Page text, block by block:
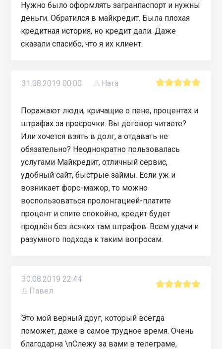
Нужно было оформлять загранпаспорт и нужны
деньги. Обратился в майкредит. Была плохая
кредитная история, но кредит дали. Даже
сказали спасибо, что я их клиент.
31.08.2019 00:00 Ната
Поражают люди, кричащие о пене, процентах и
штрафах за просрочки. Вы договор читаете?
Или хочется взять в долг, а отдавать не
обязательно? Неоднократно пользовалась
услугами Майкредит, отличный сервис,
удобный сайт, быстрые займы. Если уж и
возникает форс-мажор, то можно
воспользоваться пролонгацией-платите
процент и спите спокойно, кредит будет
продлён без всяких там штрафов. Всем удачи и
разумного подхода к таким вопросам.
30.08.2019 22:44
Павел
Это мой верный друг, который всегда
поможет, даже в самое трудное время. Очень
благодарна \nСлежу за вами в телеграме,